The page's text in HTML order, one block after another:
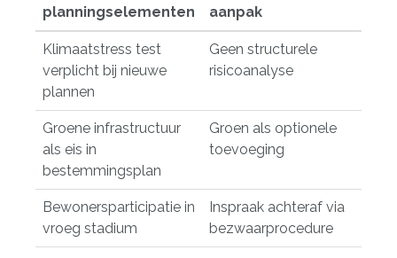
planningselementen
aanpak
Klimaatstress test
verplicht bij nieuwe
plannen
Geen structurele
risicoanalyse
Groene infrastructuur
als eis in
bestemmingsplan
Groen als optionele
toevoeging
Bewonersparticipatie in
vroeg stadium
Inspraak achteraf via
bezwaarprocedure